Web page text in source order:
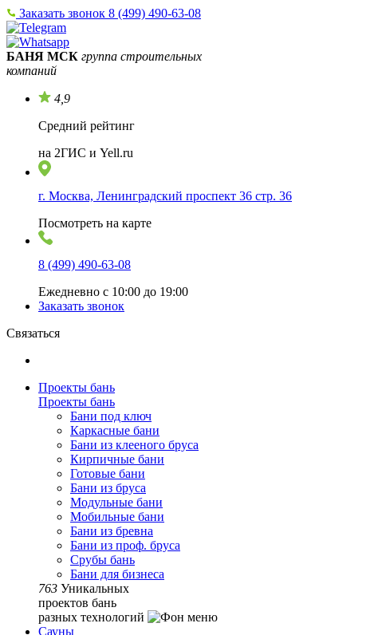
Заказать звонок 8 (499) 490-63-08
БАНЯ МСК группа строительных
компаний
4,9
Средний рейтинг
на 2ГИС и Yell.ru
г. Москва, Ленинградский проспект 36 стр. 36
Посмотреть на карте
8 (499) 490-63-08
Ежедневно с 10:00 до 19:00
Заказать звонок
Связаться
Проекты бань
Проекты бань
Бани под ключ
Каркасные бани
Бани из клееного бруса
Кирпичные бани
Готовые бани
Бани из бруса
Модульные бани
Мобильные бани
Бани из бревна
Бани из проф. бруса
Срубы бань
Бани для бизнеса
763 Уникальных
проектов бань
разных технологий
Сауны